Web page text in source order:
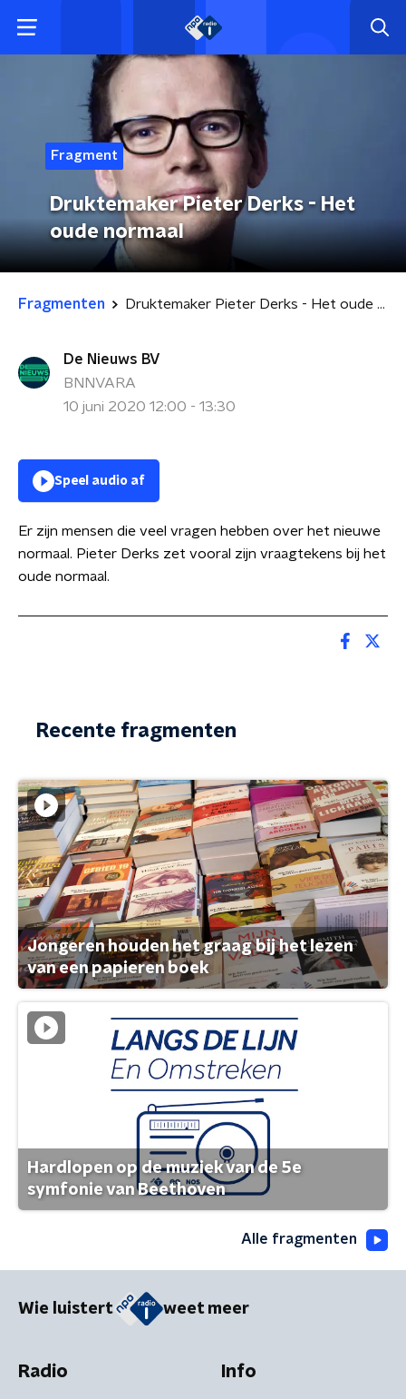
Fragment
Druktemaker Pieter Derks - Het
oude normaal
Fragmenten Druktemaker Pieter Derks - Het oude normaal
De Nieuws BV
BNNVARA
10 juni 2020 12:00 - 13:30
Speel audio af
Er zijn mensen die veel vragen hebben over het nieuwe
normaal. Pieter Derks zet vooral zijn vraagtekens bij het
oude normaal.
Recente fragmenten
Jongeren houden het graag bij het lezen
van een papieren boek
Hardlopen op de muziek van de 5e
symfonie van Beethoven
Alle fragmenten
Wie luistert weet meer
Radio Info